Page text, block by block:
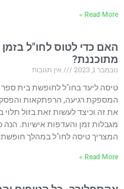
Read More »
האם כדי לטוס לחו"ל
מתוכננת?
נובמבר 1, 2023
אין תגובות
טיסה ליעד בחו"ל לחופשת בית ספר
המספקת רגיעה, הרפתקאות
את זה וכיצד לעשות זאת בזול תלוי
מגבלות זמן והעדפות אישיות. הנה
המצריך טיסה לחו"ל במהלך חופשת
Read More »